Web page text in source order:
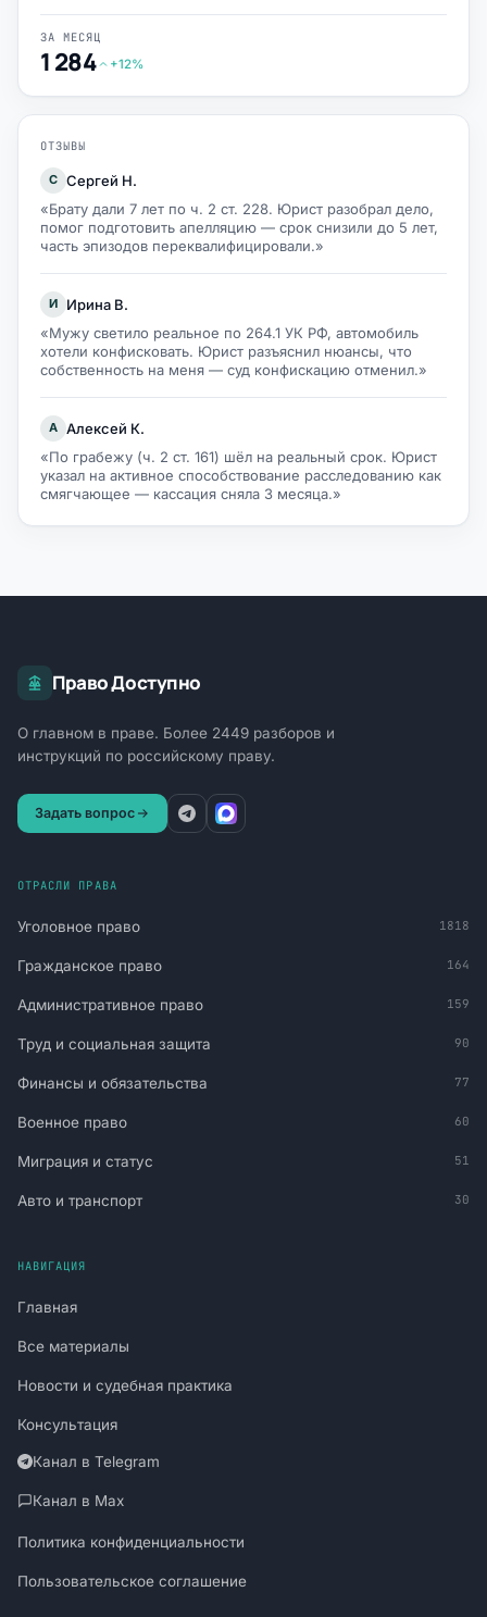
ЗА МЕСЯЦ
1 284 +12%
ОТЗЫВЫ
С Сергей Н.
«Брату дали 7 лет по ч. 2 ст. 228. Юрист разобрал дело,
помог подготовить апелляцию — срок снизили до 5 лет,
часть эпизодов переквалифицировали.»
И
Ирина В.
«Мужу светило реальное по 264.1 УК РФ, автомобиль
хотели конфисковать. Юрист разъяснил нюансы, что
собственность на меня — суд конфискацию отменил.»
А Алексей К.
«По грабежу (ч. 2 ст. 161) шёл на реальный срок. Юрист
указал на активное способствование расследованию как
смягчающее — кассация сняла 3 месяца.»
Право Доступно
О главном в праве. Более 2449 разборов и
инструкций по российскому праву.
Задать вопрос
ОТРАСЛИ ПРАВА
Уголовное право 1818
Гражданское право 164
Административное право 159
Труд и социальная защита 90
Финансы и обязательства 77
Военное право 60
Миграция и статус 51
Авто и транспорт 30
НАВИГАЦИЯ
Главная
Все материалы
Новости и судебная практика
Консультация
Канал в Telegram
Канал в Max
Политика конфиденциальности
Пользовательское соглашение